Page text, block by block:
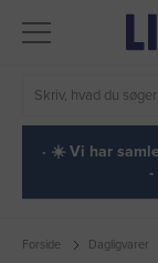
· ☀️ Vi har
-
Forside Dagligvarer